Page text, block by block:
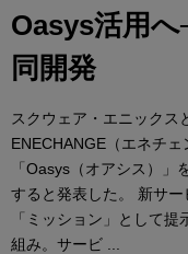
Oasys活用
同開発
スクウェア・エニックス
ENECHANGE（エネチ
「Oasys（オアシス）
すると発表した。 新サ
「ミッション」として
組み。サービ ...